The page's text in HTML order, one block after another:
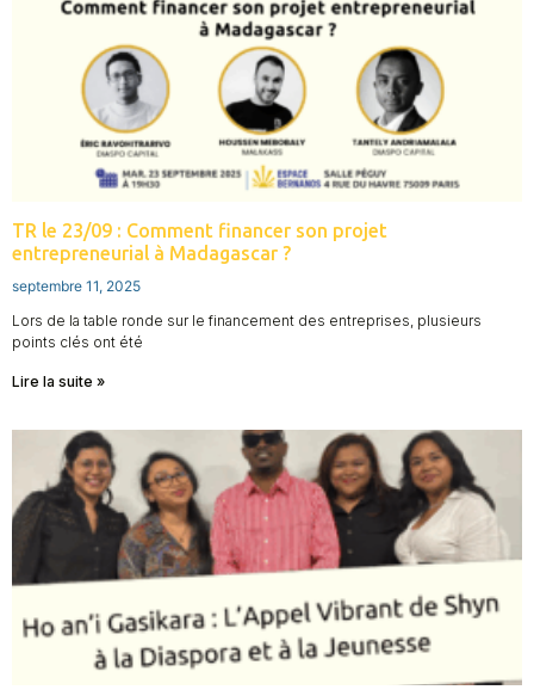
TR le 23/09 : Comment financer son projet
entrepreneurial à Madagascar ?
septembre 11, 2025
Lors de la table ronde sur le financement des entreprises, plusieurs
points clés ont été
Lire la suite »